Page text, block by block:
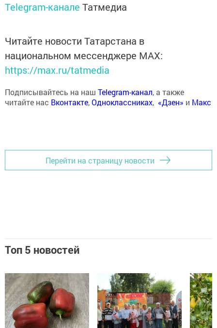
Telegram-канале Татмедиа
Читайте новости Татарстана в
национальном мессенджере MАХ:
https://max.ru/tatmedia
Подписывайтесь на наш Telegram-канал, а также
читайте нас Вконтакте,Одноклассниках, «Дзен» и Макс
Перейти на страницу новости
Топ 5 новостей